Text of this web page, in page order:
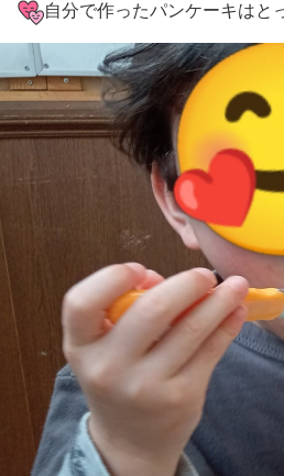
自分で作ったパンケーキはと